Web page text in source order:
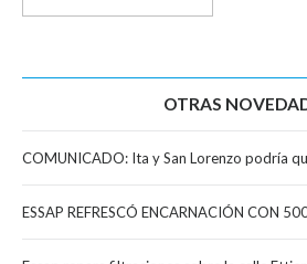
OTRAS
COMUNICADO: Ita y San Lorenzo podría
ESSAP REFRESCÓ ENCARNACIÓN CON